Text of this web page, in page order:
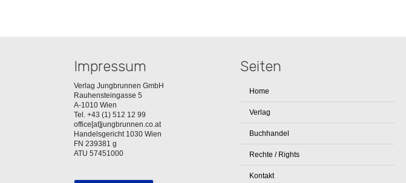
Impressum
Verlag Jungbrunnen GmbH
Rauhensteingasse 5
A-1010 Wien
Tel. +43 (1) 512 12 99
office[at]jungbrunnen.co.at
Handelsgericht 1030 Wien
FN 239381 g
ATU 57451000
Seiten
Home
Verlag
Buchhandel
Rechte / Rights
Kontakt